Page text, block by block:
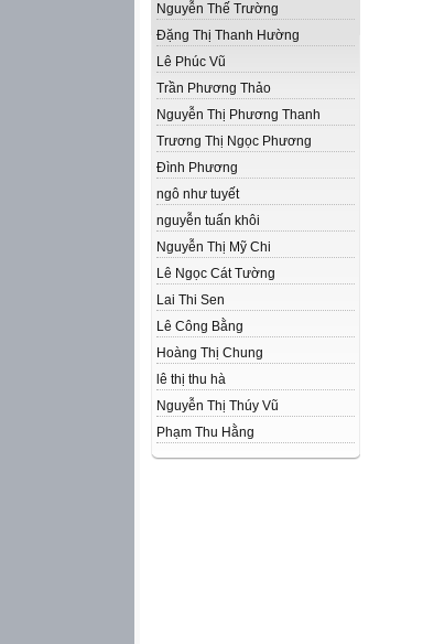
Nguyễn Thế Trường
Đặng Thị Thanh Hường
Lê Phúc Vũ
Trần Phương Thảo
Nguyễn Thị Phương Thanh
Trương Thị Ngọc Phương
Đình Phương
ngô như tuyết
nguyễn tuấn khôi
Nguyễn Thị Mỹ Chi
Lê Ngọc Cát Tường
Lai Thi Sen
Lê Công Bằng
Hoàng Thị Chung
lê thị thu hà
Nguyễn Thị Thúy Vũ
Phạm Thu Hằng